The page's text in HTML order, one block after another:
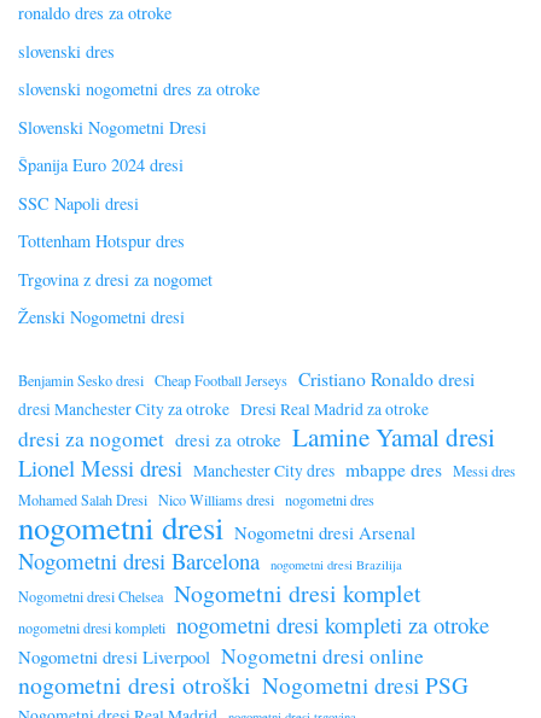
ronaldo dres za otroke
slovenski dres
slovenski nogometni dres za otroke
Slovenski Nogometni Dresi
Španija Euro 2024 dresi
SSC Napoli dresi
Tottenham Hotspur dres
Trgovina z dresi za nogomet
Ženski Nogometni dresi
Benjamin Sesko dresi Cheap Football Jerseys Cristiano Ronaldo dresi
dresi Manchester City za otroke Dresi Real Madrid za otroke
dresi za nogomet dresi za otroke Lamine Yamal dresi
Lionel Messi dresi Manchester City dres mbappe dres Messi dres
Mohamed Salah Dresi Nico Williams dresi nogometni dres
nogometni dresi Nogometni dresi Arsenal
Nogometni dresi Barcelona nogometni dresi Brazilija
Nogometni dresi Chelsea Nogometni dresi komplet
nogometni dresi kompleti nogometni dresi kompleti za otroke
Nogometni dresi Liverpool Nogometni dresi online
nogometni dresi otroški Nogometni dresi PSG